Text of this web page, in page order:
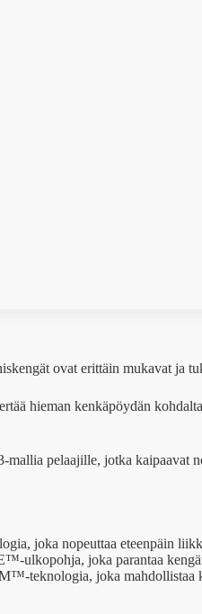
ovat erittäin mukavat ja
hieman kenkäpöydän
mallia pelaajille, jotka
joka nopeuttaa eteenpäin
ulkopohja, joka parantaa
teknologia, joka mahdollistaa